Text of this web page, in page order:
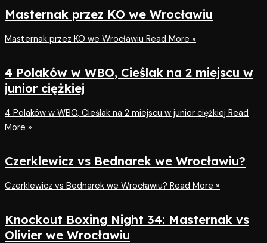
Masternak przez KO we Wrocławiu
Masternak przez KO we Wrocławiu Read More »
4 Polaków w WBO, Cieślak na 2 miejscu w
junior ciężkiej
4 Polaków w WBO, Cieślak na 2 miejscu w junior ciężkiej Read
More »
Czerklewicz vs Bednarek we Wrocławiu?
Czerklewicz vs Bednarek we Wrocławiu? Read More »
Knockout Boxing Night 34: Masternak vs
Olivier we Wrocławiu